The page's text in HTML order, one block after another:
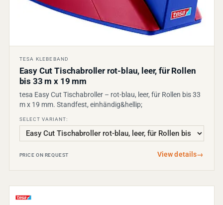
TESA KLEBEBAND
Easy Cut Tischabroller rot-blau, leer, für Rollen
bis 33 m x 19 mm
tesa Easy Cut Tischabroller – rot-blau, leer, für Rollen bis 33
m x 19 mm. Standfest, einhändig&hellip;
SELECT VARIANT:
PRICE ON REQUEST View details→